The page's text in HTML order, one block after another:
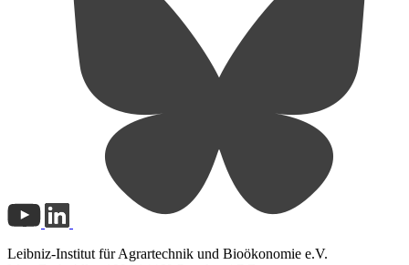
Leibniz-Institut für Agrartechnik und Bioökonomie e.V.